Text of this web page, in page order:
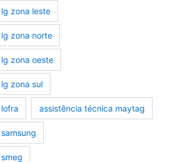
zona leste
zona norte
zona oeste
zona sul
assistência técnica maytag